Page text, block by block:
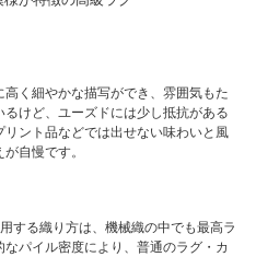
く細やかな描写ができ、雰囲気もた
けど、ユーズドには少し抵抗がある
ント品などでは出せない味わいと風
自慢です。
する織り方は、機械織の中でも最高ラ
パイル密度により、普通のラグ・カ